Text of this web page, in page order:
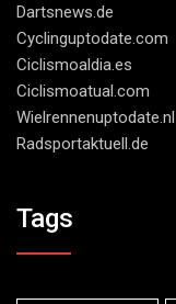
Dartsnews.de
Cyclinguptodate.com
Ciclismoaldia.es
Ciclismoatual.com
Wielrennenuptodate.nl
Radsportaktuell.de
Tags